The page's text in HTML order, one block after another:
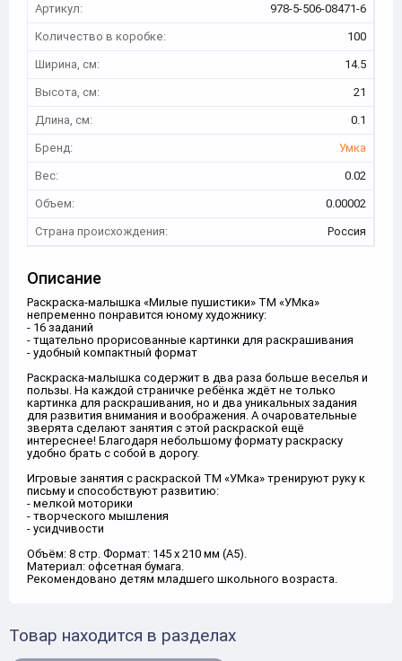
Артикул:
978-5-506-08471-6
Количество в коробке:
100
Ширина, см:
14.5
Высота, см:
21
Длина, см:
0.1
Бренд:
Умка
Вес:
0.02
Объем:
0.00002
Страна происхождения:
Россия
Описание
Раскраска-малышка «Милые пушистики» ТМ «УМка»
непременно понравится юному художнику:
- 16 заданий
- тщательно прорисованные картинки для раскрашивания
- удобный компактный формат
Раскраска-малышка содержит в два раза больше веселья и
пользы. На каждой страничке ребёнка ждёт не только
картинка для раскрашивания, но и два уникальных задания
для развития внимания и воображения. А очаровательные
зверята сделают занятия с этой раскраской ещё
интереснее! Благодаря небольшому формату раскраску
удобно брать с собой в дорогу.
Игровые занятия с раскраской ТМ «УМка» тренируют руку к
письму и способствуют развитию:
- мелкой моторики
- творческого мышления
- усидчивости
Объём: 8 стр. Формат: 145 x 210 мм (А5).
Материал: офсетная бумага.
Рекомендовано детям младшего школьного возраста.
Товар находится в разделах